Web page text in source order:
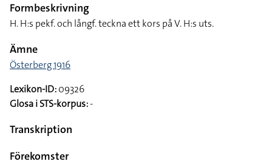
Formbeskrivning
H. H:s pekf. och långf. teckna ett kors på V. H:s uts.
Ämne
Österberg 1916
Lexikon-ID:09326
Glosa i STS-korpus:-
Transkription
Förekomster